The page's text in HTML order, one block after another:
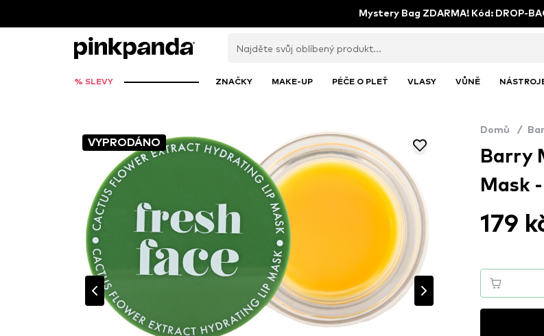
Mystery Bag ZDARMA! Kód: DROP-
% SLEVY ZNAČKY MAKE-UP PÉČE O PLEŤ VLASY VŮNĚ
VYPRODÁNO
Domů /
Barry
Mask
179